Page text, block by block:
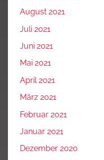
August 2021
Juli 2021
Juni 2021
Mai 2021
April 2021
März 2021
Februar 2021
Januar 2021
Dezember 2020